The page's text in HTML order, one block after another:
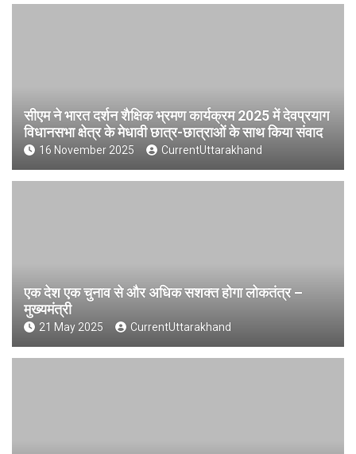
सीएम ने भारत दर्शन शैक्षिक भ्रमण कार्यक्रम 2025 में देवप्रयाग
विधानसभा क्षेत्र के मेधावी छात्र-छात्राओं के साथ किया संवाद
16 November 2025 CurrentUttarakhand
एक देश एक चुनाव से और अधिक सशक्त होगा लोकतंत्र –
मुख्यमंत्री
21 May 2025 CurrentUttarakhand